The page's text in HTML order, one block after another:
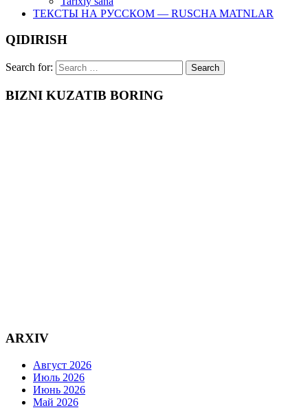
ТЕКСТЫ НА РУССКОМ — RUSCHA MATNLAR
QIDIRISH
Search for:
BIZNI KUZATIB BORING
ARXIV
Август 2026
Июль 2026
Июнь 2026
Май 2026